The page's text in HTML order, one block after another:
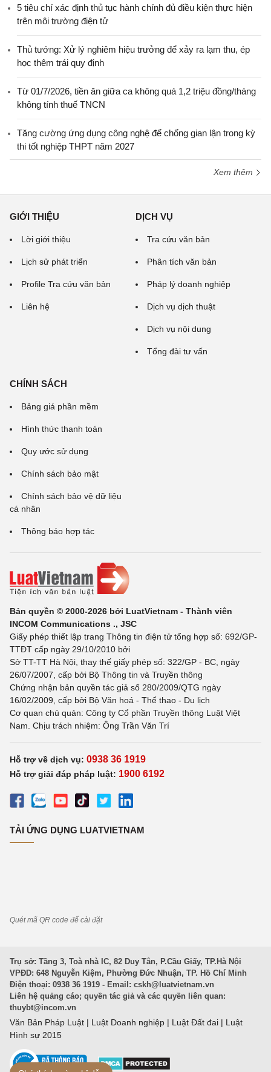
5 tiêu chí xác định thủ tục hành chính đủ điều kiện thực hiện
trên môi trường điện tử
Thủ tướng: Xử lý nghiêm hiệu trưởng để xảy ra lạm thu, ép
học thêm trái quy định
Từ 01/7/2026, tiền ăn giữa ca không quá 1,2 triệu đồng/tháng
không tính thuế TNCN
Tăng cường ứng dụng công nghệ để chống gian lận trong kỳ
thi tốt nghiệp THPT năm 2027
Xem thêm
GIỚI THIỆU
Lời giới thiệu
Lịch sử phát triển
Profile Tra cứu văn bản
Liên hệ
DỊCH VỤ
Tra cứu văn bản
Phân tích văn bản
Pháp lý doanh nghiệp
Dịch vụ dịch thuật
Dịch vụ nội dung
Tổng đài tư vấn
CHÍNH SÁCH
Bảng giá phần mềm
Hình thức thanh toán
Quy ước sử dụng
Chính sách bảo mật
Chính sách bảo vệ dữ liệu
cá nhân
Thông báo hợp tác
Bản quyền © 2000-2026 bởi LuatVietnam - Thành viên
INCOM Communications ., JSC
Giấy phép thiết lập trang Thông tin điện tử tổng hợp số: 692/GP-
TTĐT cấp ngày 29/10/2010 bởi
Sở TT-TT Hà Nội, thay thế giấy phép số: 322/GP - BC, ngày
26/07/2007, cấp bởi Bộ Thông tin và Truyền thông
Chứng nhận bản quyền tác giả số 280/2009/QTG ngày
16/02/2009, cấp bởi Bộ Văn hoá - Thể thao - Du lịch
Cơ quan chủ quản: Công ty Cổ phần Truyền thông Luật Việt
Nam. Chịu trách nhiệm: Ông Trần Văn Trí
Hỗ trợ về dịch vụ: 0938 36 1919
Hỗ trợ giải đáp pháp luật: 1900 6192
TẢI ỨNG DỤNG LUATVIETNAM
Quét mã QR code để cài đặt
Trụ sở: Tầng 3, Toà nhà IC, 82 Duy Tân, P.Cầu Giấy, TP.Hà Nội
VPĐD: 648 Nguyễn Kiệm, Phường Đức Nhuận, TP. Hồ Chí Minh
Điện thoại: 0938 36 1919 - Email: cskh@luatvietnam.vn
Liên hệ quảng cáo; quyền tác giả và các quyền liên quan:
thuybt@incom.vn
Văn Bản Pháp Luật | Luật Doanh nghiệp | Luật Đất đai | Luật
Hình sự 2015